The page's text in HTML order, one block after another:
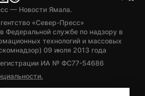
— Новости Ямала.
«Север-Пресс»
Федеральной службе по надзору в
технологий и массовых
09 июля 2013 года
ИА № ФС77-54686